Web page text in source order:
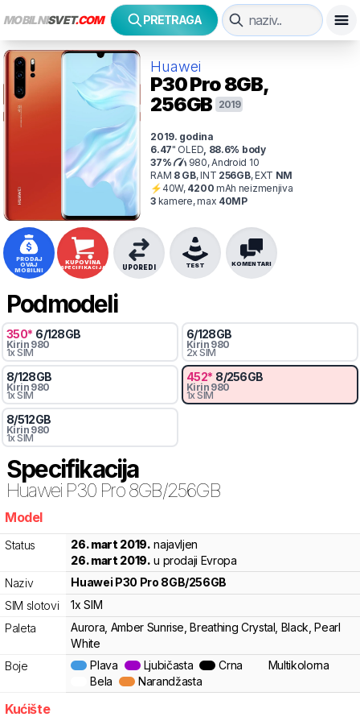
MOBILNISVET.COM PRETRAGA
Huawei
P30 Pro8GB,
256GB 2019
2019. godina
6.47" OLED, 88.6% body
37%
980, Android 10
RAM 8GB,INT 256GB,EXT NM
⚡40W, 4200 mAh neizmenjiva
3 kamere, max 40MP
PRODAJ
OVAJ
MOBILNI
KUPOVINA
SPECIFIKACIJA TEST KOMENTARI
UPOREDI
Podmodeli
350* 6/128GB
Kirin 980
1x SIM
6/128GB
Kirin 980
2x SIM
8/128GB
Kirin 980
1x SIM
452* 8/256GB
Kirin 980
1x SIM
8/512GB
Kirin 980
1x SIM
Specifikacija
Huawei P30 Pro 8GB/256GB
Model
Status 26. mart 2019. najavljen
26. mart 2019. u prodaji Evropa
Naziv
Huawei P30 Pro 8GB/256GB
SIM slotovi
1x SIM
Paleta
Aurora, Amber Sunrise, Breathing Crystal, Black, Pearl
White
Boje
Plava Ljubičasta Crna
Multikolorna
Bela
Narandžasta
Kućište